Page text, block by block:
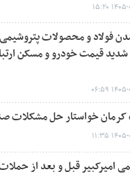
۱۵:۲۰
فولاد و محصولات
شدید قیمت خودرو و مسکن
۰۶:۵۹
کرمان خواستار حل مشکلات
۱۱:۳۵
امیرکبیر قبل و بعد از